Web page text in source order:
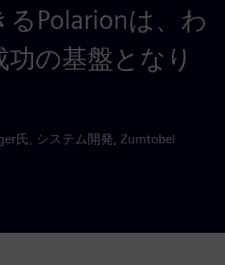
るPolarionは、わ
の基盤となり
氏, システム開発, Zumtobel